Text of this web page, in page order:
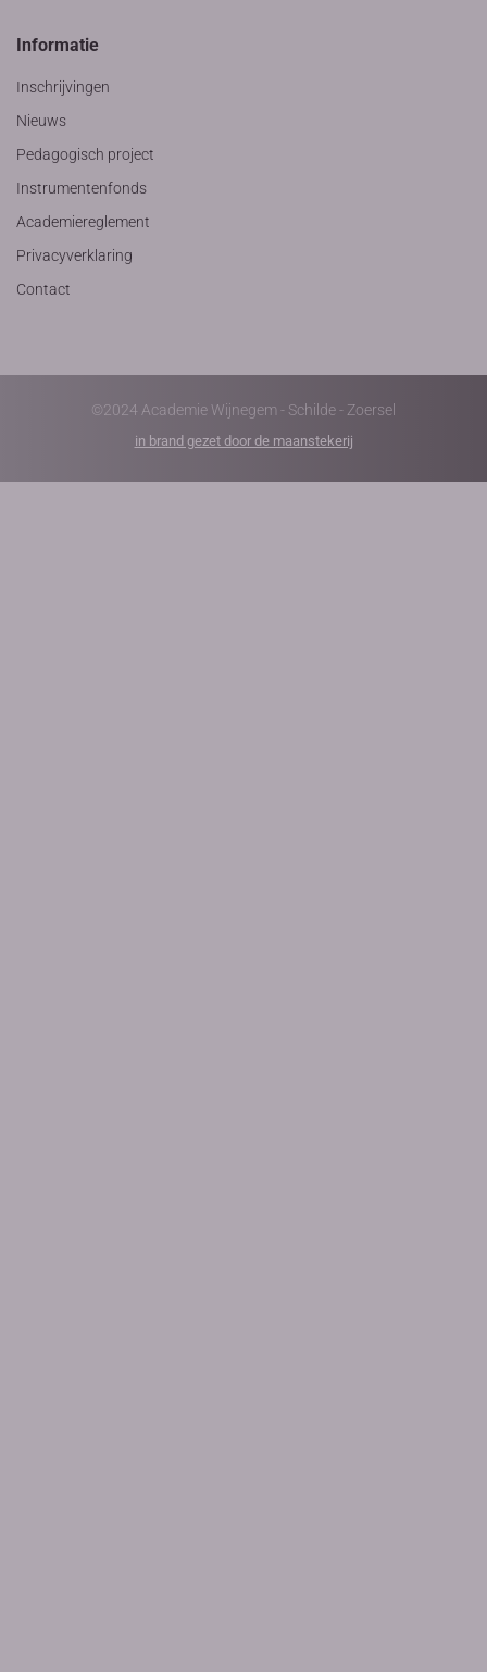
Informatie
Inschrijvingen
Nieuws
Pedagogisch project
Instrumentenfonds
Academiereglement
Privacyverklaring
Contact
©2024 Academie Wijnegem - Schilde - Zoersel
in brand gezet door de maanstekerij